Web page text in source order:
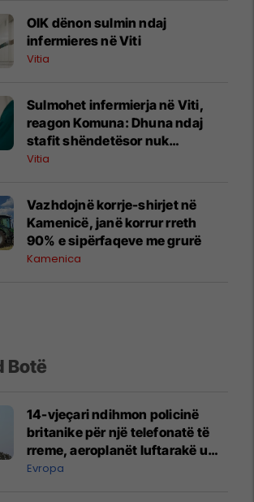
OIK dënon sulmin ndaj
infermieres në Viti
Vitia
Sulmohet infermierja në Viti,
reagon Komuna: Dhuna ndaj
stafit shëndetësor nuk
tolerohet
Vitia
Vazhdojnë korrje-shirjet në
Kamenicë, janë korrur rreth
90% e sipërfaqeve me grurë
Kamenica
Botë
14-vjeçari ndihmon policinë
britanike për një telefonatë të
rreme, aeroplanët luftarakë u
ngritën në ajër për të
Evropa